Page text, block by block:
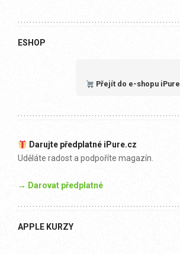
ESHOP
Přejít do e-shopu iPure
Darujte předplatné iPure.cz
Uděláte radost a podpoříte magazín.
→ Darovat předplatné
APPLE KURZY